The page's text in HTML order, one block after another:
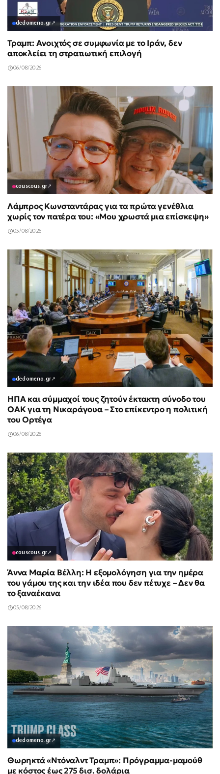
dedomeno.gr↗
Τραμπ: Ανοιχτός σε συμφωνία με το Ιράν, δεν
αποκλείει τη στρατιωτική επιλογή
06/08/2026
couscous.gr↗
Λάμπρος Κωνσταντάρας για τα πρώτα γενέθλια
χωρίς τον πατέρα του: «Μου χρωστά μια επίσκεψη»
05/08/2026
dedomeno.gr↗
ΗΠΑ και σύμμαχοί τους ζητούν έκτακτη σύνοδο του
ΟΑΚ για τη Νικαράγουα – Στο επίκεντρο η πολιτική
του Ορτέγα
06/08/2026
couscous.gr↗
Άννα Μαρία Βέλλη: Η εξομολόγηση για την ημέρα
του γάμου της και την ιδέα που δεν πέτυχε – Δεν θα
το ξαναέκανα
05/08/2026
dedomeno.gr↗
Θωρηκτά «Ντόναλντ Τραμπ»: Πρόγραμμα-μαμούθ
με κόστος έως 275 δισ. δολάρια